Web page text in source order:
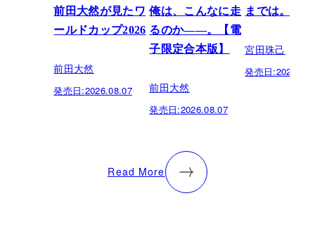
前田大然が見たワ
ールドカップ2026
前田大然
発売日:2026.08.07
俺は、こんなに走
るのか——。【電
子限定合本版】
前田大然
発売日:2026.08.07
までは。
宮田珠己
発売日:
Read More